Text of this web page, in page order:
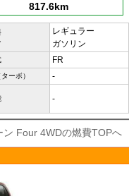
817.6km
レギュラー
ガソリン
FR
ーボ） -
-
Four 4WDの燃費TOPへ